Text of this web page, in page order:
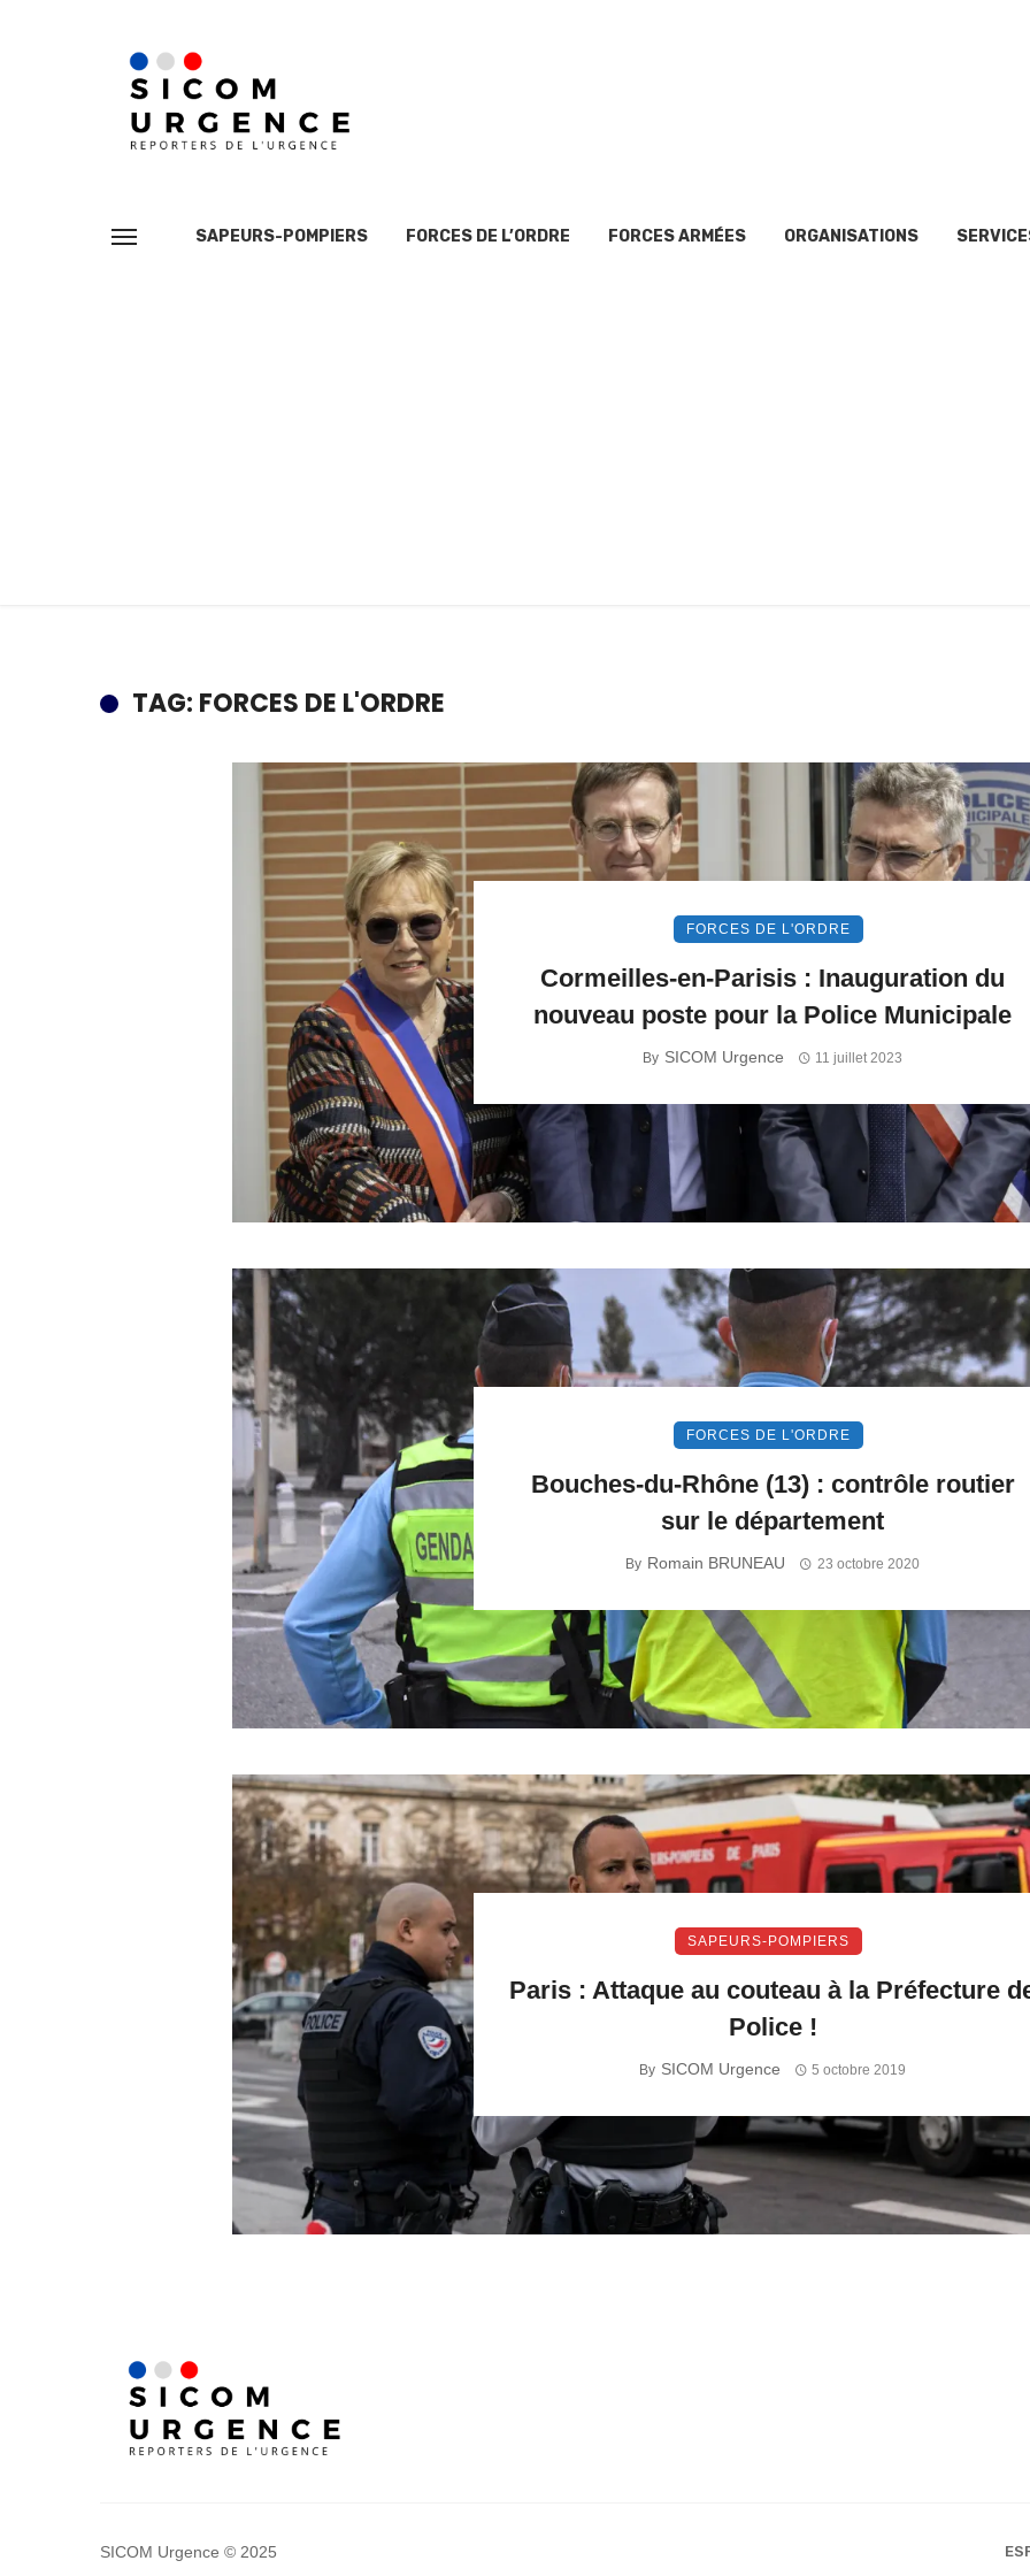
SAPEURS-POMPIERS FORCES DE L’ORDRE FORCES ARMÉES ORGANISATIONS
TAG: FORCES DE L'ORDRE
FORCES DE L'ORDRE
Cormeilles-en-Parisis : Inauguration du
nouveau poste pour la Police Municipale
By SICOM Urgence 11 juillet 2023
FORCES DE L'ORDRE
Bouches-du-Rhône (13) : contrôle routier
sur le département
By Romain BRUNEAU 23 octobre 2020
SAPEURS-POMPIERS
Paris : Attaque au couteau à la Préfecture
Police !
By SICOM Urgence 5 octobre 2019
SICOM Urgence © 2025